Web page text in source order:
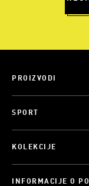
PROIZVODI
SPORT
KOLEKCIJE
INFORMACIJE O